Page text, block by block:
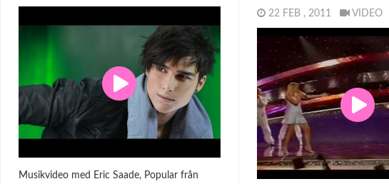
Musikvideo med Eric Saade, Popular från
22 FEB , 2011 VIDEO